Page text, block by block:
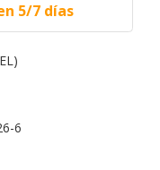
5/7 días
6